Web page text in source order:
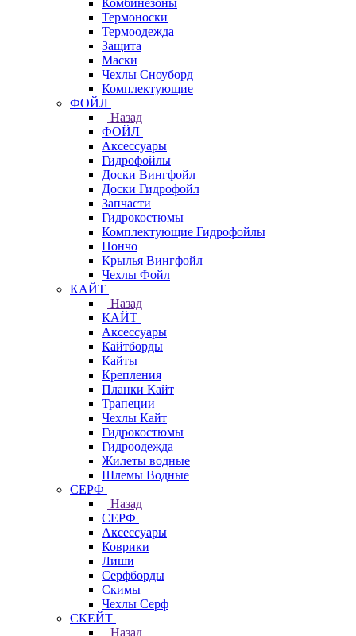
Комбинезоны
Термоноски
Термоодежда
Защита
Маски
Чехлы Сноуборд
Комплектующие
ФОЙЛ
Назад
ФОЙЛ
Аксессуары
Гидрофойлы
Доски Вингфойл
Доски Гидрофойл
Запчасти
Гидрокостюмы
Комплектующие Гидрофойлы
Пончо
Крылья Вингфойл
Чехлы Фойл
КАЙТ
Назад
КАЙТ
Аксессуары
Кайтборды
Кайты
Крепления
Планки Кайт
Трапеции
Чехлы Кайт
Гидрокостюмы
Гидроодежда
Жилеты водные
Шлемы Водные
СЕРФ
Назад
СЕРФ
Аксессуары
Коврики
Лиши
Серфборды
Скимы
Чехлы Cерф
СКЕЙТ
Назад